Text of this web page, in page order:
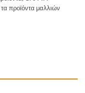
προϊόντα μαλλιών